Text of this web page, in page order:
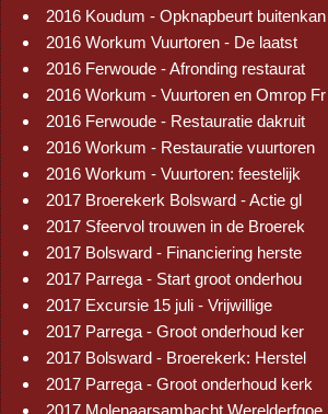
2016 Koudum - Opknapbeurt buitenkan
2016 Workum Vuurtoren - De laatst
2016 Ferwoude - Afronding restaurat
2016 Workum - Vuurtoren en Omrop Fr
2016 Ferwoude - Restauratie dakruit
2016 Workum - Restauratie vuurtoren
2016 Workum - Vuurtoren: feestelijk
2017 Broerekerk Bolsward - Actie gl
2017 Sfeervol trouwen in de Broerek
2017 Bolsward - Financiering herste
2017 Parrega - Start groot onderhou
2017 Excursie 15 juli - Vrijwillige
2017 Parrega - Groot onderhoud ker
2017 Bolsward - Broerekerk: Herstel
2017 Parrega - Groot onderhoud kerk
2017 Molenaarsambacht Werelderfgoe